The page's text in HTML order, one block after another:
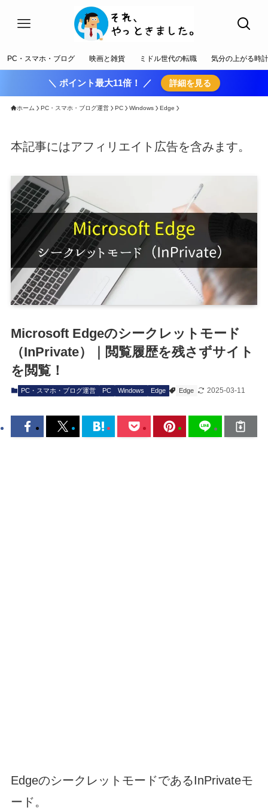
PC・スマホ・ブログ 映画と雑貨 ミドル世代の転職 気分の上がる時計
＼ ポイント最大11倍！ ／ 詳細を見る
ホーム PC・スマホ・ブログ運営 PC Windows Edge
本記事にはアフィリエイト広告を含みます。
Microsoft Edgeのシークレットモード
（InPrivate）｜閲覧履歴を残さずサイト
を閲覧！
PC・スマホ・ブログ運営 PC Windows Edge Edge 2025-03-11
EdgeのシークレットモードであるInPrivateモ
ード。